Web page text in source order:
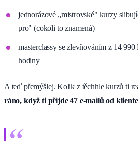
jednorázové „mistrovské" kurzy
pro" (cokoli to znamená)
masterclassy se zlevňováním z 14
hodiny
A teď přemýšlej. Kolik z těchhle kurzů ti
ráno, když ti přijde 47 e-mailů od